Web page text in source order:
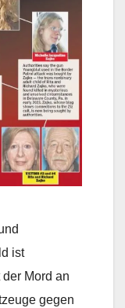
ist
Mord an
gegen